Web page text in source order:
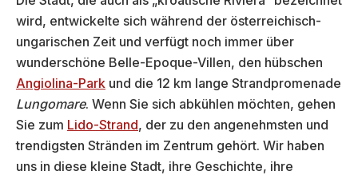
wird, entwickelte sich während der österreichisch-
ungarischen Zeit und verfügt noch immer über
wunderschöne Belle-Epoque-Villen, den hübschen
Angiolina-Park und die 12 km lange Strandpromenade
Lungomare. Wenn Sie sich abkühlen möchten, gehen
Sie zum Lido-Strand, der zu den angenehmsten und
trendigsten Stränden im Zentrum gehört. Wir haben
uns in diese kleine Stadt, ihre Geschichte, ihre